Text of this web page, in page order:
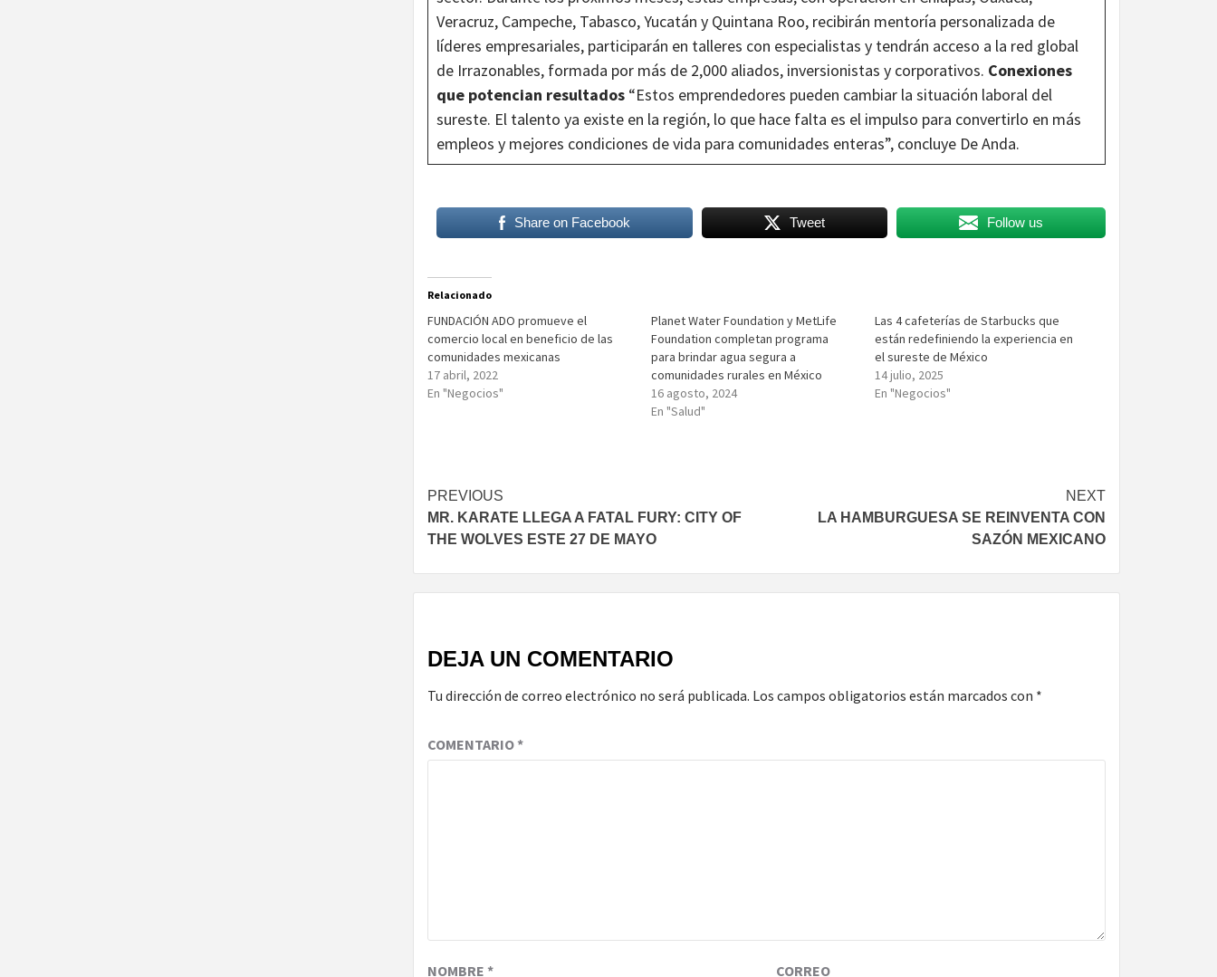
Veracruz, Campeche, Tabasco, Yucatán y Quintana Roo, recibirán mentoría personalizada de
líderes empresariales, participarán en talleres con especialistas y tendrán acceso a la red global
de Irrazonables, formada por más de 2,000 aliados, inversionistas y corporativos. Conexiones
que potencian resultados “Estos emprendedores pueden cambiar la situación laboral del
sureste. El talento ya existe en la región, lo que hace falta es el impulso para convertirlo en más
empleos y mejores condiciones de vida para comunidades enteras”, concluye De Anda.
Share on Facebook Tweet Follow us
Relacionado
FUNDACIÓN ADO promueve el
comercio local en beneficio de las
comunidades mexicanas
17 abril, 2022
En "Negocios"
Planet Water Foundation y MetLife
Foundation completan programa
para brindar agua segura a
comunidades rurales en México
16 agosto, 2024
En "Salud"
Las 4 cafeterías de Starbucks que
están redefiniendo la experiencia en
el sureste de México
14 julio, 2025
En "Negocios"
Post
navigation
PREVIOUS
MR. KARATE LLEGA A FATAL FURY: CITY OF
THE WOLVES ESTE 27 DE MAYO
NEXT
LA HAMBURGUESA SE REINVENTA CON
SAZÓN MEXICANO
DEJA UN COMENTARIO
Tu dirección de correo electrónico no será publicada. Los campos obligatorios están marcados con *
COMENTARIO*
NOMBRE * CORREO